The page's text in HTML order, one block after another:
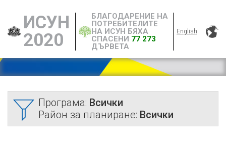
ИСУН
2020
БЛАГОДАРЕНИЕ НА
ПОТРЕБИТЕЛИТЕ
НА ИСУН БЯХА
СПАСЕНИ 77 273
ДЪРВЕТА
English
Програма: Всички
Район за планиране: Всички